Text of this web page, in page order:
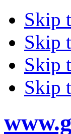
Skip
Skip
Skip
Skip